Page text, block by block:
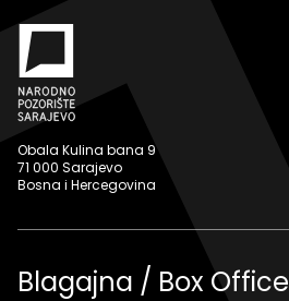
Obala Kulina bana 9
71 000 Sarajevo
Bosna i Hercegovina
Blagajna / Box Office